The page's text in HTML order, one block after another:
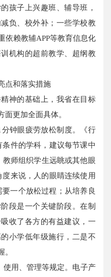
孩子上兴趣班、辅导班，
负、校外补；一些学校教
依赖教辅APP等教育信息化
机构的超前教学、超纲教
和落实措施
的基础上，我省在目标
更加全面具体。
钟眼疲劳放松制度。《行
件的学科，建议每节课中
师组织学生远眺或其他眼
来说，人的眼睛连续使用
一个放松过程；从培养良
段是一个关键阶段。在制
收了各方的有益建议，一
小学低年级施行，二是不
用、管理等规定。电子产